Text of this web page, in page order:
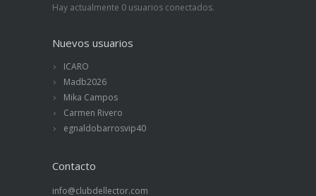
Hay actualmente 0 usuarios conectados.
Nuevos usuarios
ICARO
Madb2026
Mika Campos
Carmen Rivero
egnaldobarrosvip40
Contacto
info@clubdellector.com